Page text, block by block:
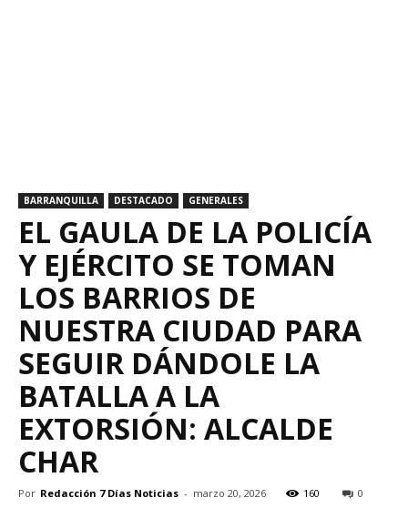
BARRANQUILLA DESTACADO GENERALES
EL GAULA DE LA POLICÍA
Y EJÉRCITO SE TOMAN
LOS BARRIOS DE
NUESTRA CIUDAD PARA
SEGUIR DÁNDOLE LA
BATALLA A LA
EXTORSIÓN: ALCALDE
CHAR
Por Redacción 7 Días Noticias - marzo 20, 2026 160 0